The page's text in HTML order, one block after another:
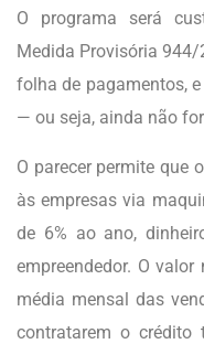
O programa será
Medida Provisória
folha de pagamentos, e
— ou seja, ainda não
O parecer permite que
às empresas via
de 6% ao ano,
empreendedor. O
média mensal das
contratarem o